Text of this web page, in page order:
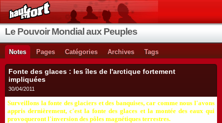
Le Pouvoir Mondial aux Peuples
Notes Pages Catégories Archives Tags
Fonte des glaces : les îles de l'arctique fortement
impliquées
30/04/2011
Surveillons la fonte des glaciers et des banquises, car comme nous l'avons
appris dernièrement, c'est la fonte des glaces et la montée des eaux qui
provoqueront l'inversion des pôles magnétiques terrestres.